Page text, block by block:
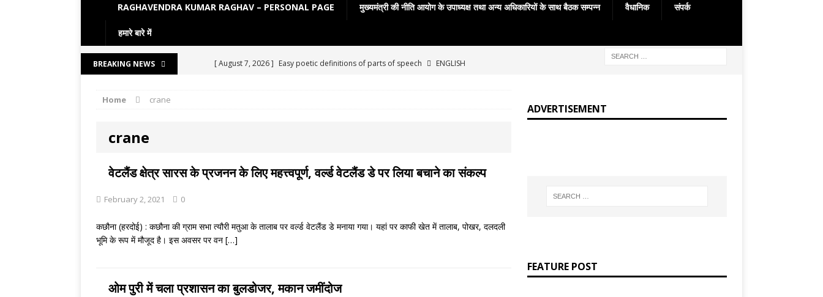
RAGHAVENDRA KUMAR RAGHAV – PERSONAL PAGE मुख्यमंत्री की नीति आयोग के उपाध्यक्ष तथा अन्य अधिकारियों के साथ बैठक सम्पन्न वैधानिक संपर्क
हमारे बारे में
BREAKING NEWS [ August 7, 2026 ] Easy poetic definitions of parts of speech
ENGLISH
[ August 3, 2026 ] Poetic Grammar: Learning English Through Rhyme Introduction
Home crane
crane
वेटलैंड क्षेत्र सारस के प्रजनन के लिए महत्त्वपूर्ण, वर्ल्ड वेटलैंड डे पर लिया बचाने का संकल्प
February 2, 2021 0
कछौना (हरदोई) : कछौना की ग्राम सभा त्यौरी मतुआ के तालाब पर वर्ल्ड वेटलैंड डे मनाया गया। यहां पर काफी खेत में तालाब, पोखर, दलदली
भूमि के रूप में मौजूद है। इस अवसर पर वन […]
ओम पुरी में चला प्रशासन का बुलडोजर, मकान जमींदोज
ADVERTISEMENT
FEATURE POST